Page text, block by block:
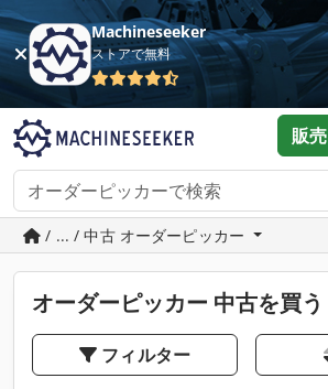
Machineseeker
ストアで無料
販売
/ ... / 中古 オーダーピッカー
オーダーピッカー 中古を買う
フィルター